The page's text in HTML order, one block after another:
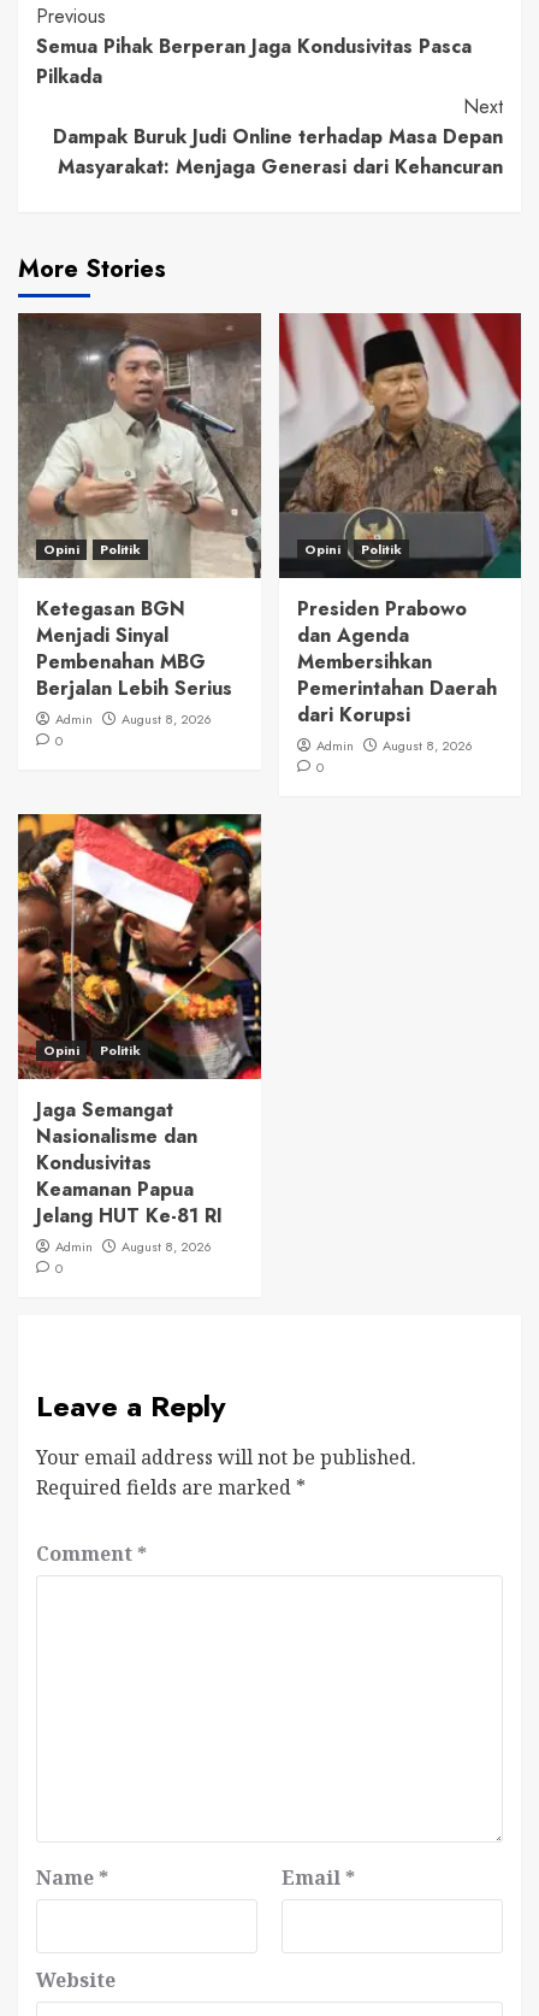
Continue
Reading
Previous
Semua Pihak Berperan Jaga Kondusivitas Pasca
Pilkada
Next
Dampak Buruk Judi Online terhadap Masa Depan
Masyarakat: Menjaga Generasi dari Kehancuran
More Stories
Opini Politik
Ketegasan BGN
Menjadi Sinyal
Pembenahan MBG
Berjalan Lebih Serius
Admin
August 8, 2026
0
Opini Politik
Presiden Prabowo
dan Agenda
Membersihkan
Pemerintahan Daerah
dari Korupsi
Admin
August 8, 2026
0
Opini Politik
Jaga Semangat
Nasionalisme dan
Kondusivitas
Keamanan Papua
Jelang HUT Ke-81 RI
Admin
August 8, 2026
0
Leave a Reply
Your email address will not be published.
Required fields are marked *
Comment *
Name * Email *
Website